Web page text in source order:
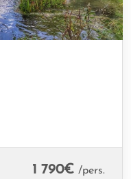
1 790€ /pers.